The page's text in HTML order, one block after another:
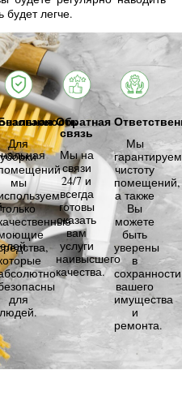
будет легче.
Для
уборки
мы
только
для
людей.
Обратная
связь
Мы на
связи
24/7 и
всегда
готовы
оказать
вам
услуги
наивысшего
качества.
Мы
гарантируем
чистоту
помещений,
а также
Вы
можете
быть
уверены
в
сохранности
вашего
имущества
и
ремонта.